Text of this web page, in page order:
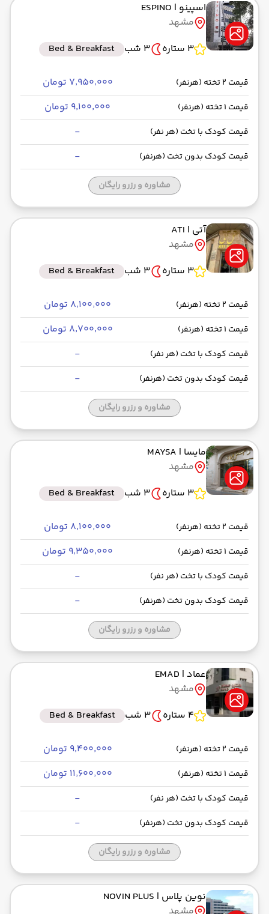
اسپینو | ESPINO
مشهد
3 ستاره
3 شب Bed & Breakfast
قیمت 2 تخته (هرنفر) ۷٬۹۵۰٬۰۰۰ تومان
قیمت 1 تخته (هرنفر) ۹٬۱۰۰٬۰۰۰ تومان
قیمت کودک با تخت (هر نفر) -
قیمت کودک بدون تخت (هرنفر) -
مشاوره و رزرو رایگان
آتی | ATI
مشهد
3 ستاره
3 شب Bed & Breakfast
قیمت 2 تخته (هرنفر) ۸٬۱۰۰٬۰۰۰ تومان
قیمت 1 تخته (هرنفر) ۸٬۷۰۰٬۰۰۰ تومان
قیمت کودک با تخت (هر نفر) -
قیمت کودک بدون تخت (هرنفر) -
مشاوره و رزرو رایگان
مایسا | MAYSA
مشهد
3 ستاره
3 شب Bed & Breakfast
قیمت 2 تخته (هرنفر) ۸٬۱۰۰٬۰۰۰ تومان
قیمت 1 تخته (هرنفر) ۹٬۳۵۰٬۰۰۰ تومان
قیمت کودک با تخت (هر نفر) -
قیمت کودک بدون تخت (هرنفر) -
مشاوره و رزرو رایگان
عماد | EMAD
مشهد
4 ستاره
3 شب Bed & Breakfast
قیمت 2 تخته (هرنفر) ۹٬۴۰۰٬۰۰۰ تومان
قیمت 1 تخته (هرنفر) ۱۱٬۶۰۰٬۰۰۰ تومان
قیمت کودک با تخت (هر نفر) -
قیمت کودک بدون تخت (هرنفر) -
مشاوره و رزرو رایگان
نوین پلاس | NOVIN PLUS